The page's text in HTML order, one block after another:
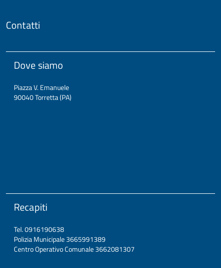
Contatti
Dove siamo
Piazza V. Emanuele
90040 Torretta (PA)
Recapiti
Tel. 0916190638
Polizia Municipale 3665991389
Centro Operativo Comunale 3662081307